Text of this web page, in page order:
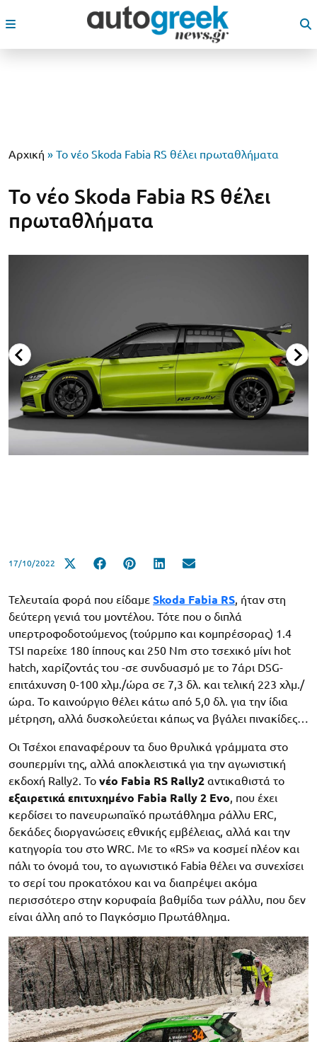
Αρχική » Το νέο Skoda Fabia RS θέλει πρωταθλήματα
Το νέο Skoda Fabia RS θέλει
πρωταθλήματα
17/10/2022
Τελευταία φορά που είδαμε Skoda Fabia RS, ήταν στη
δεύτερη γενιά του μοντέλου. Τότε που ο διπλά
υπερτροφοδοτούμενος (τούρμπο και κομπρέσορας) 1.4
TSI παρείχε 180 ίππους και 250 Nm στο τσεχικό μίνι hot
hatch, χαρίζοντάς του -σε συνδυασμό με το 7άρι DSG-
επιτάχυνση 0-100 χλμ./ώρα σε 7,3 δλ. και τελική 223 χλμ./
ώρα. Το καινούργιο θέλει κάτω από 5,0 δλ. για την ίδια
μέτρηση, αλλά δυσκολεύεται κάπως να βγάλει πινακίδες…
Οι Τσέχοι επαναφέρουν τα δυο θρυλικά γράμματα στο
σουπερμίνι της, αλλά αποκλειστικά για την αγωνιστική
εκδοχή Rally2. Το νέο Fabia RS Rally2 αντικαθιστά το
εξαιρετικά επιτυχημένο Fabia Rally 2 Evo, που έχει
κερδίσει το πανευρωπαϊκό πρωτάθλημα ράλλυ ERC,
δεκάδες διοργανώσεις εθνικής εμβέλειας, αλλά και την
κατηγορία του στο WRC. Με το «RS» να κοσμεί πλέον και
πάλι το όνομά του, το αγωνιστικό Fabia θέλει να συνεχίσει
το σερί του προκατόχου και να διαπρέψει ακόμα
περισσότερο στην κορυφαία βαθμίδα των ράλλυ, που δεν
είναι άλλη από το Παγκόσμιο Πρωτάθλημα.